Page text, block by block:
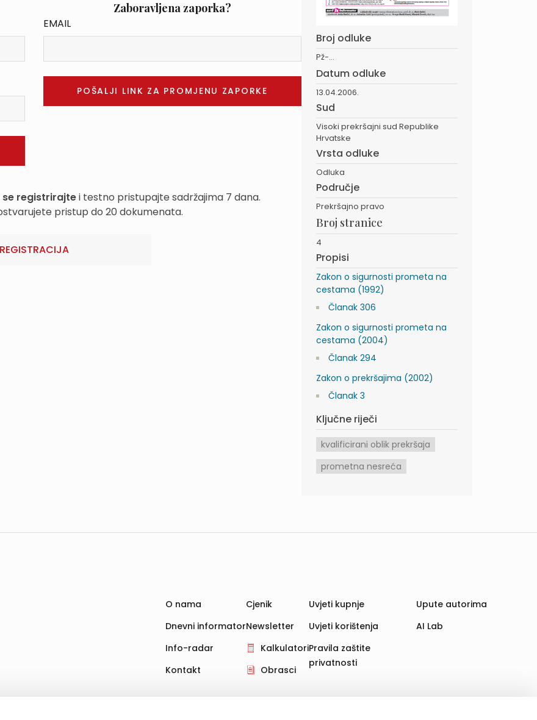
Zaboravljena zaporka?
EMAIL
se registrirajtei testno pristupajte sadržajima 7 dana.
pristup do 20 dokumenata.
REGISTRACIJA
Broj odluke
Pž-...
Datum odluke
13.04.2006.
Sud
Visoki prekršajni sud Republike
Hrvatske
Vrsta odluke
Odluka
Područje
Prekršajno pravo
Broj stranice
4
Propisi
Zakon o sigurnosti prometa na
cestama (1992)
Članak 306
Zakon o sigurnosti prometa na
cestama (2004)
Članak 294
Zakon o prekršajima (2002)
Članak 3
Ključne riječi
kvalificirani oblik prekršaja
prometna nesreća
O nama
Dnevni informator
Info-radar
Kontakt
Cjenik
Newsletter
Kalkulatori
Obrasci
Uvjeti kupnje
Uvjeti korištenja
Pravila zaštite
privatnosti
Upute autorima
AI Lab